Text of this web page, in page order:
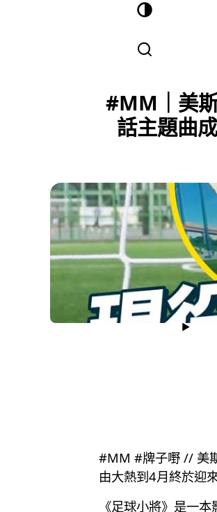
#MM｜美
話主題曲
#MM #牌子嘢 // 美
由大熱到4月終於迎
《足球小將》是一